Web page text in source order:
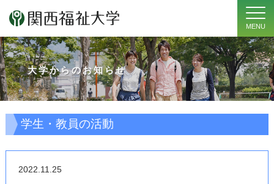
MENU
大学からのお知らせ
学生・教員の活動
2022.11.25